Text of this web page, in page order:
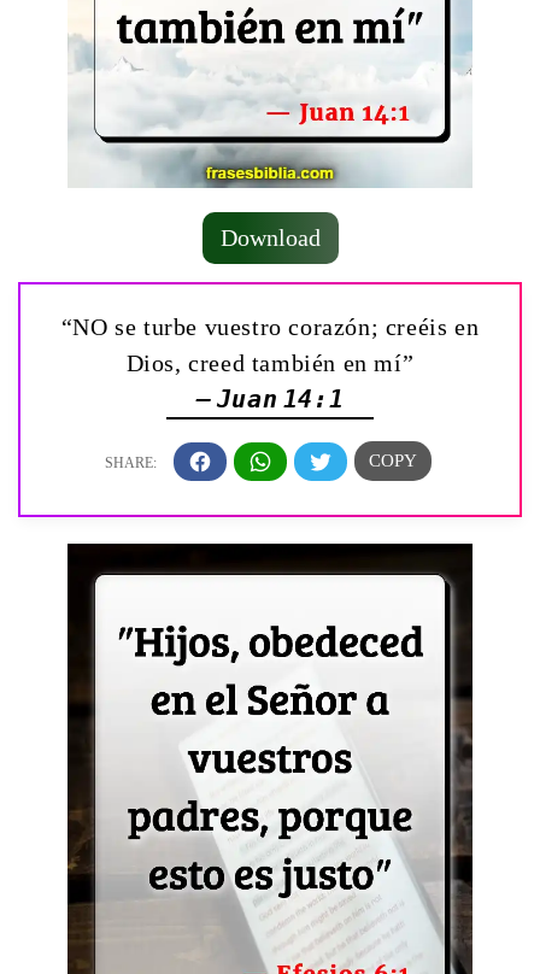
Download
“NO se turbe vuestro corazón; creéis en
Dios, creed también en mí”
— Juan 14:1